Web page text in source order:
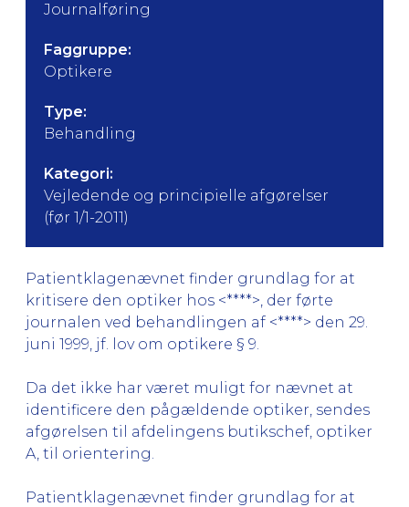
Journalføring
Faggruppe:
Optikere
Type:
Behandling
Kategori:
Vejledende og principielle afgørelser
(før 1/1-2011)
Patientklagenævnet finder grundlag for at
kritisere den optiker hos <****>, der førte
journalen ved behandlingen af <****> den 29.
juni 1999, jf. lov om optikere § 9.
Da det ikke har været muligt for nævnet at
identificere den pågældende optiker, sendes
afgørelsen til afdelingens butikschef, optiker
A, til orientering.
Patientklagenævnet finder grundlag for at